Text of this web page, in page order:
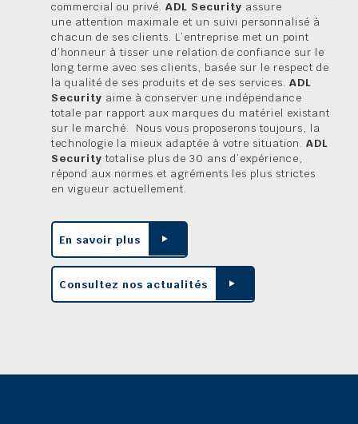
commercial ou privé. ADL Security assure
une attention maximale et un suivi personnalisé à
chacun de ses clients. L’entreprise met un point
d’honneur à tisser une relation de confiance sur le
long terme avec ses clients, basée sur le respect de
la qualité de ses produits et de ses services. ADL
Security aime à conserver une indépendance
totale par rapport aux marques du matériel existant
sur le marché. Nous vous proposerons toujours, la
technologie la mieux adaptée à votre situation. ADL
Security totalise plus de 30 ans d’expérience,
répond aux normes et agréments les plus strictes
en vigueur actuellement.
En savoir plus
Consultez nos actualités